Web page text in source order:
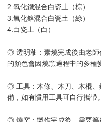
2.氧化鐵混合白瓷土（棕）
3.氧化鉻混合白瓷土（綠）
4.白瓷土（白）
◎ 透明釉：素燒完成後由老師
的顏色會因燒窯過程中的多種
◎ 工具：木條、木刀、木棍、
備，如有慣用工具可自行攜帶。
◎ 燒窯：製作完成後，需要等